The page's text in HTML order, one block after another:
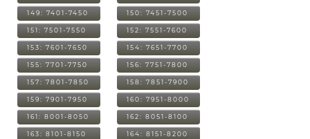
149: 7401-7450 150: 7451-7500
151: 7501-7550 152: 7551-7600
153: 7601-7650 154: 7651-7700
155: 7701-7750 156: 7751-7800
157: 7801-7850 158: 7851-7900
159: 7901-7950 160: 7951-8000
161: 8001-8050 162: 8051-8100
163: 8101-8150 164: 8151-8200